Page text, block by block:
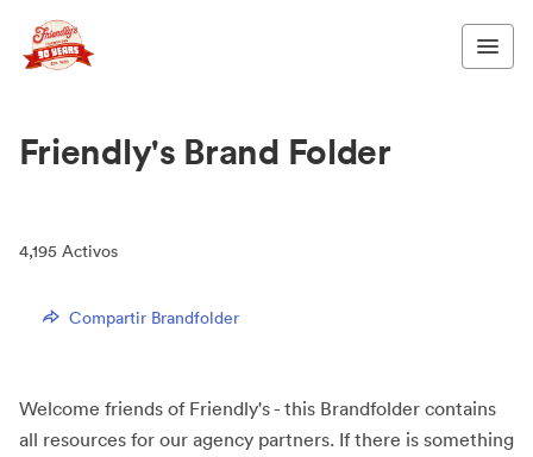
Friendly's Brand Folder
4,195 Activos
Compartir Brandfolder
Welcome friends of Friendly's - this Brandfolder contains
all resources for our agency partners. If there is something